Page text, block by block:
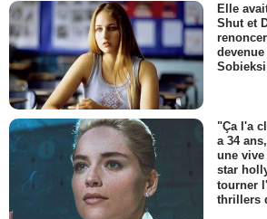
Elle
Shut et
"Ça l'a
a 34
une vive
star
tourner
thrillers